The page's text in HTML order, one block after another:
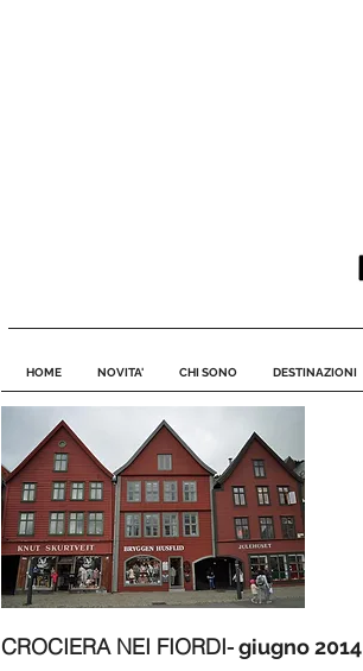
CROCIERA NEI FIORDI-giugno 2014
HOME NOVITA' CHI SONO DESTINAZIONI